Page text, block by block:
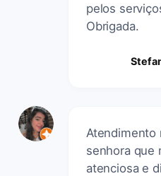
pelos
Obrigada.
Atendimento
senhora que
atenciosa e